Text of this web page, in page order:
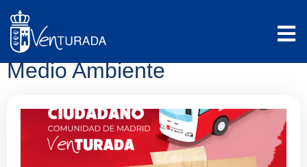
Medio Ambiente